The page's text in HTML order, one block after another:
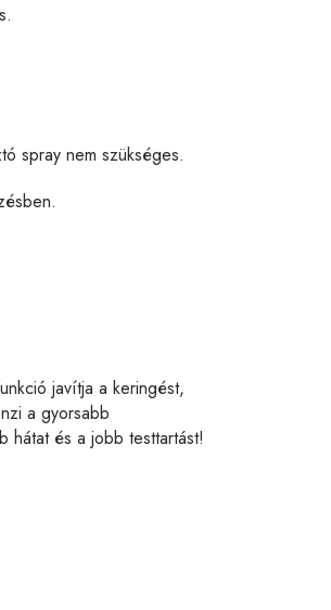
spray nem szükséges.
javítja a keringést,
a gyorsabb
hátat és a jobb testtartást!